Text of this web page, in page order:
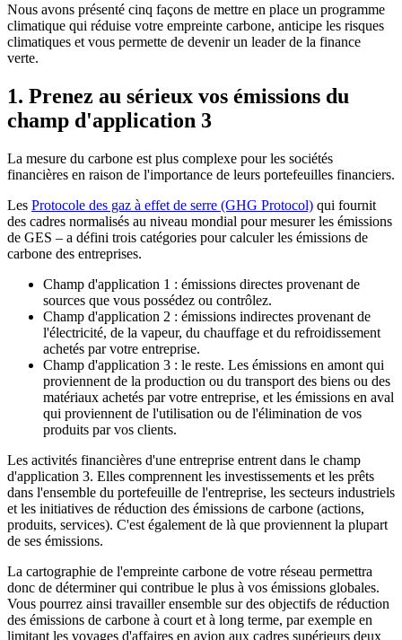
Nous avons présenté cinq façons de mettre en place un programme
climatique qui réduise votre empreinte carbone, anticipe les risques
climatiques et vous permette de devenir un leader de la finance
verte.
1. Prenez au sérieux vos émissions du
champ d'application 3
La mesure du carbone est plus complexe pour les sociétés
financières en raison de l'importance de leurs portefeuilles financiers.
Les Protocole des gaz à effet de serre (GHG Protocol) qui fournit
des cadres normalisés au niveau mondial pour mesurer les émissions
de GES – a défini trois catégories pour calculer les émissions de
carbone des entreprises.
Champ d'application 1 : émissions directes provenant de
sources que vous possédez ou contrôlez.
Champ d'application 2 : émissions indirectes provenant de
l'électricité, de la vapeur, du chauffage et du refroidissement
achetés par votre entreprise.
Champ d'application 3 : le reste. Les émissions en amont qui
proviennent de la production ou du transport des biens ou des
matériaux achetés par votre entreprise, et les émissions en aval
qui proviennent de l'utilisation ou de l'élimination de vos
produits par vos clients.
Les activités financières d'une entreprise entrent dans le champ
d'application 3. Elles comprennent les investissements et les prêts
dans l'ensemble du portefeuille de l'entreprise, les secteurs industriels
et les initiatives de réduction des émissions de carbone (actions,
produits, services). C'est également de là que proviennent la plupart
de ses émissions.
La cartographie de l'empreinte carbone de votre réseau permettra
donc de déterminer qui contribue le plus à vos émissions globales.
Vous pourrez ainsi travailler ensemble sur des objectifs de réduction
des émissions de carbone à court et à long terme, par exemple en
limitant les voyages d'affaires en avion aux cadres supérieurs deux